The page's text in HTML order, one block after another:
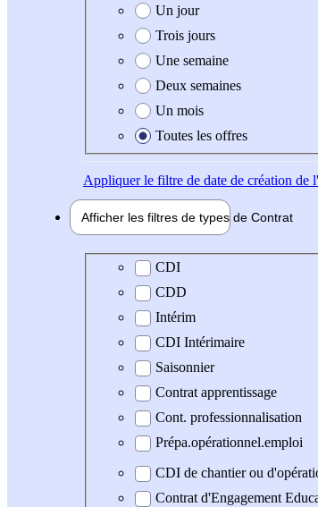
Date de création de l'offre
Un jour
Trois jours
Une semaine
Deux semaines
Un mois
Toutes les offres
Appliquerle filtre de date de création de
Afficher les filtres de types de Contrat
Type de contrat
CDI
CDD
Intérim
CDI Intérimaire
Saisonnier
Contrat apprentissage
Cont. professionnalisation
Prépa.opérationnel.emploi
CDI de chantier ou
Contrat d'Engagement